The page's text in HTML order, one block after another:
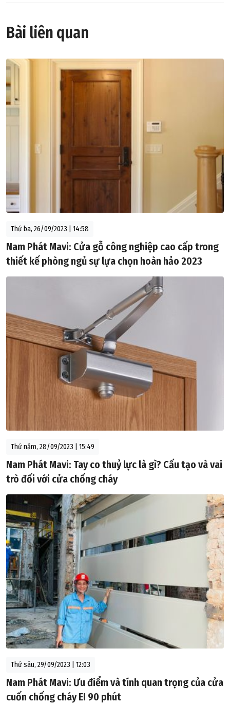
Bài liên quan
Thứ ba, 26/09/2023 | 14:58
Nam Phát Mavi: Cửa gỗ công nghiệp cao cấp trong
thiết kế phòng ngủ sự lựa chọn hoàn hảo 2023
Thứ năm, 28/09/2023 | 15:49
Nam Phát Mavi: Tay co thuỷ lực là gì? Cấu tạo và vai
trò đối với cửa chống cháy
Thứ sáu, 29/09/2023 | 12:03
Nam Phát Mavi: Ưu điểm và tính quan trọng của cửa
cuốn chống cháy EI 90 phút